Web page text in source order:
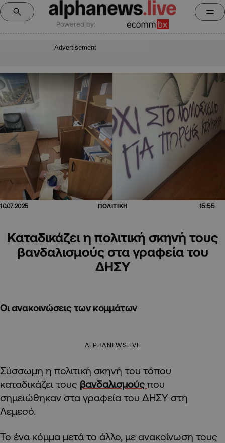
Powered by:
Advertisement
10.07.2025 ΠΟΛΙΤΙΚΗ 15:55
Καταδικάζει η πολιτική σκηνή τους
βανδαλισμούς στα γραφεία του
ΔΗΣΥ
Οι ανακοινώσεις των κομμάτων
ALPHANEWSLIVE
Σύσσωμη η πολιτική σκηνή του τόπου
καταδικάζει τους βανδαλισμούς που
σημειώθηκαν στα γραφεία του ΔΗΣΥ στη
Λεμεσό.
Το ένα κόμμα μετά το άλλο, με ανακοίνωση τους